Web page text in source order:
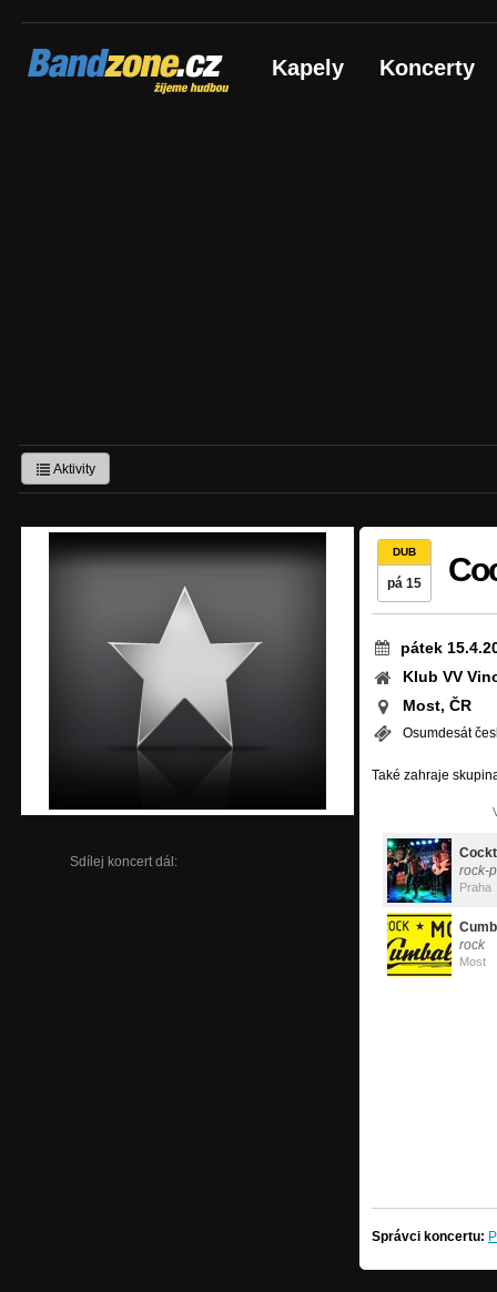
Bandzone.cz
žijeme hudbou Kapely Koncerty
Aktivity
Sdílej koncert dál:
DUB
pá 15
pátek
Klub VV
Most, ČR
Osumdesát
Také zahraje
rock-
Praha
rock
Most
Správci koncertu: